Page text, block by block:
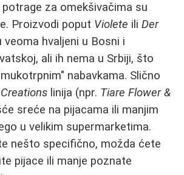
za omekšivačima su
Proizvodi poput Violete ili Der
veoma hvaljeni u Bosni i
ali ih nema u Srbiji, što
nabavkama. Slično
linija (npr. Tiare Flower &
sreće na pijacama ili manjim
u velikim supermarketima.
nešto specifično, možda ćete
pijace ili manje poznate